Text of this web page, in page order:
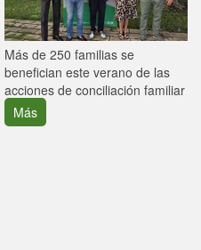
Más de 250 familias se
benefician este verano de las
acciones de conciliación familiar
Más